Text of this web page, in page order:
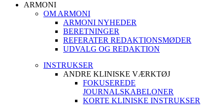
ARMONI
OM ARMONI
ARMONI NYHEDER
BERETNINGER
REFERATER REDAKTIONSMØDER
UDVALG OG REDAKTION
INSTRUKSER
ANDRE KLINISKE VÆRKTØJ
FOKUSEREDE
JOURNALSKABELONER
KORTE KLINISKE INSTRUKSER